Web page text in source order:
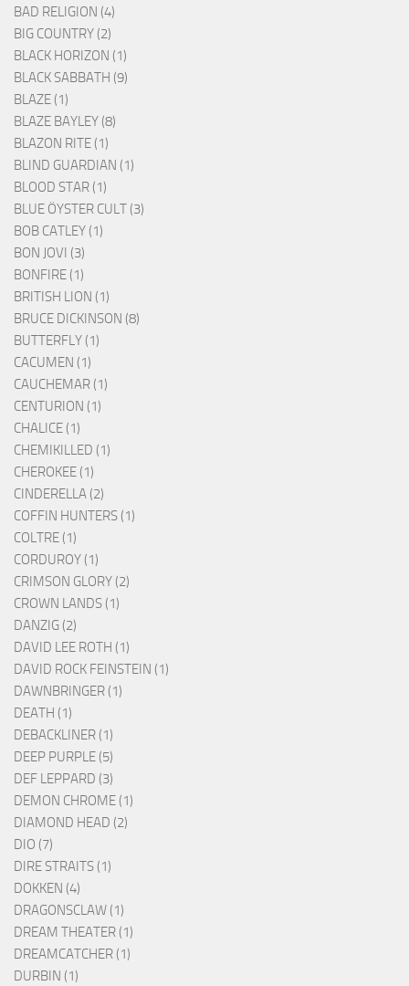
BAD RELIGION (4)
BIG COUNTRY (2)
BLACK HORIZON (1)
BLACK SABBATH (9)
BLAZE (1)
BLAZE BAYLEY (8)
BLAZON RITE (1)
BLIND GUARDIAN (1)
BLOOD STAR (1)
BLUE ÖYSTER CULT (3)
BOB CATLEY (1)
BON JOVI (3)
BONFIRE (1)
BRITISH LION (1)
BRUCE DICKINSON (8)
BUTTERFLY (1)
CACUMEN (1)
CAUCHEMAR (1)
CENTURION (1)
CHALICE (1)
CHEMIKILLED (1)
CHEROKEE (1)
CINDERELLA (2)
COFFIN HUNTERS (1)
COLTRE (1)
CORDUROY (1)
CRIMSON GLORY (2)
CROWN LANDS (1)
DANZIG (2)
DAVID LEE ROTH (1)
DAVID ROCK FEINSTEIN (1)
DAWNBRINGER (1)
DEATH (1)
DEBACKLINER (1)
DEEP PURPLE (5)
DEF LEPPARD (3)
DEMON CHROME (1)
DIAMOND HEAD (2)
DIO (7)
DIRE STRAITS (1)
DOKKEN (4)
DRAGONSCLAW (1)
DREAM THEATER (1)
DREAMCATCHER (1)
DURBIN (1)